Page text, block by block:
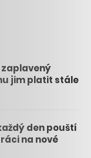
jim platit stále
den pouští
na nové